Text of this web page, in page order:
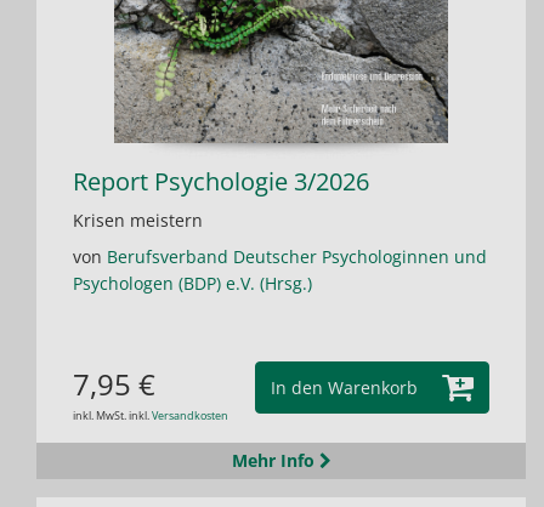
Report Psychologie 3/2026
Krisen meistern
von Berufsverband Deutscher Psychologinnen und
Psychologen (BDP) e.V. (Hrsg.)
In den Warenkorb
7,95 €
inkl. MwSt. inkl.Versandkosten
Mehr Info